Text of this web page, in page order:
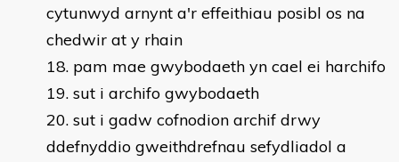
cytunwyd arnynt a'r effeithiau posibl os na
chedwir at y rhain
pam mae gwybodaeth yn cael ei harchifo
sut i archifo gwybodaeth
sut i gadw cofnodion archif drwy
ddefnyddio gweithdrefnau sefydliadol a